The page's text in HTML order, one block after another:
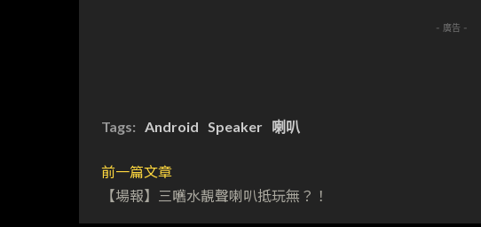
- 廣告 -
Tags: Android Speaker 喇叭
前一篇文章
【場報】三嚿水靚聲喇叭抵玩無？！